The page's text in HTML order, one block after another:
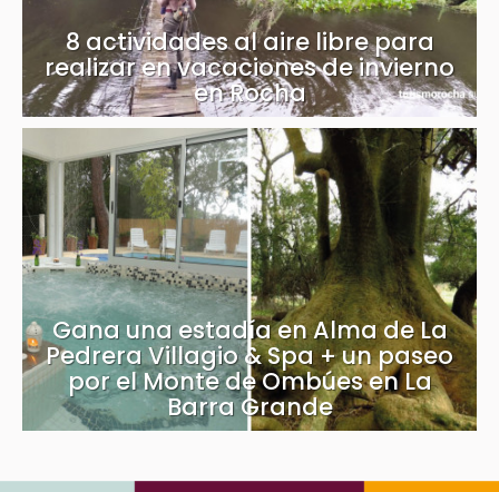
8 actividades al aire libre para
realizar en vacaciones de invierno
en Rocha
Gana una estadía en Alma de La
Pedrera Villagio & Spa + un paseo
por el Monte de Ombúes en La
Barra Grande